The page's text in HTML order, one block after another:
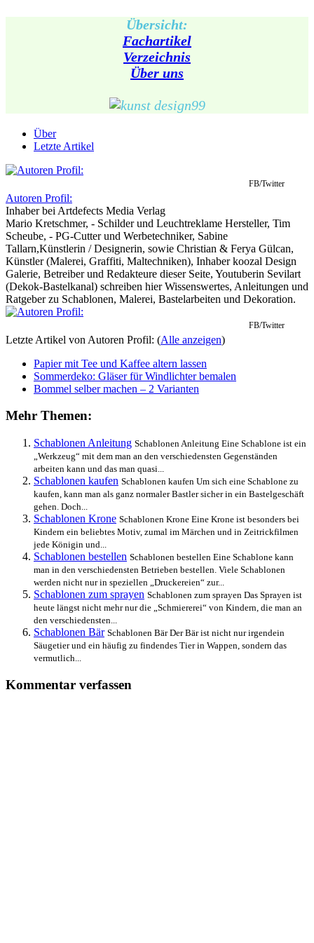
Übersicht:
Fachartikel
Verzeichnis
Über uns
Über
Letzte Artikel
FB/Twitter
Autoren Profil:
Inhaberbei Artdefects Media Verlag
Mario Kretschmer, - Schilder und Leuchtreklame Hersteller, Tim
Scheube, - PG-Cutter und Werbetechniker, Sabine
Tallarn,Künstlerin / Designerin, sowie Christian & Ferya Gülcan,
Künstler (Malerei, Graffiti, Maltechniken), Inhaber koozal Design
Galerie, Betreiber und Redakteure dieser Seite, Youtuberin Sevilart
(Dekok-Bastelkanal) schreiben hier Wissenswertes, Anleitungen und
Ratgeber zu Schablonen, Malerei, Bastelarbeiten und Dekoration.
FB/Twitter
Letzte Artikel von Autoren Profil: (Alle anzeigen)
Papier mit Tee und Kaffee altern lassen
Sommerdeko: Gläser für Windlichter bemalen
Bommel selber machen – 2 Varianten
Mehr Themen:
Schablonen Anleitung Schablonen Anleitung Eine Schablone ist ein
„Werkzeug“ mit dem man an den verschiedensten Gegenständen
arbeiten kann und das man quasi...
Schablonen kaufen Schablonen kaufen Um sich eine Schablone zu
kaufen, kann man als ganz normaler Bastler sicher in ein Bastelgeschäft
gehen. Doch...
Schablonen Krone Schablonen Krone Eine Krone ist besonders bei
Kindern ein beliebtes Motiv, zumal im Märchen und in Zeitrickfilmen
jede Königin und...
Schablonen bestellen Schablonen bestellen Eine Schablone kann
man in den verschiedensten Betrieben bestellen. Viele Schablonen
werden nicht nur in speziellen „Druckereien“ zur...
Schablonen zum sprayen Schablonen zum sprayen Das Sprayen ist
heute längst nicht mehr nur die „Schmiererei“ von Kindern, die man an
den verschiedensten...
Schablonen Bär Schablonen Bär Der Bär ist nicht nur irgendein
Säugetier und ein häufig zu findendes Tier in Wappen, sondern das
vermutlich...
Kommentar verfassen